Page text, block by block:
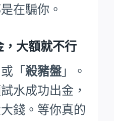
在騙你。
，大額就不行
「 殺豬盤 」。
水成功出金，
錢。等你真的